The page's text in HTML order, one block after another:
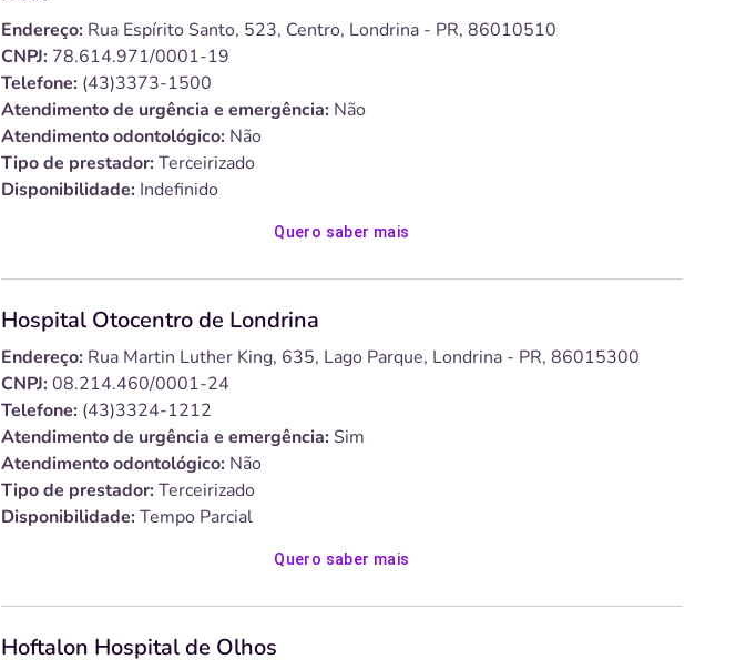
Endereço: Rua Espírito Santo, 523, Centro, Londrina - PR, 86010510
CNPJ: 78.614.971/0001-19
Telefone: (43)3373-1500
Atendimento de urgência e emergência: Não
Atendimento odontológico: Não
Tipo de prestador:Terceirizado
Disponibilidade: Indefinido
Quero saber mais
Hospital Otocentro de Londrina
Endereço: Rua Martin Luther King, 635, Lago Parque, Londrina - PR, 86015300
CNPJ:08.214.460/0001-24
Telefone: (43)3324-1212
Atendimento de urgência e emergência: Sim
Atendimento odontológico: Não
Tipo de prestador:Terceirizado
Disponibilidade:Tempo Parcial
Quero saber mais
Hoftalon Hospital de Olhos